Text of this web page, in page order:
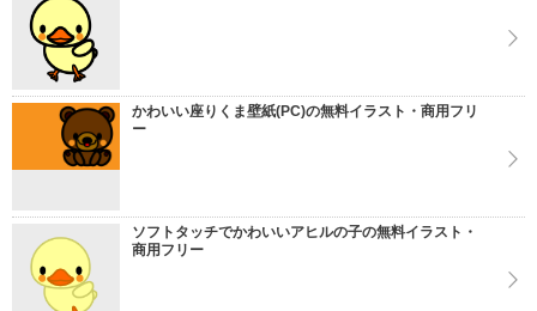
かわいい座りくま壁紙(PC)の無料イラスト・商用フリ
ー
ソフトタッチでかわいいアヒルの子の無料イラスト・
商用フリー